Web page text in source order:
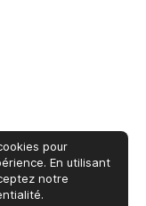
pour
En utilisant
notre